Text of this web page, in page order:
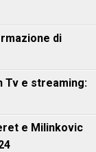
di
Tv e streaming:
e Milinkovic